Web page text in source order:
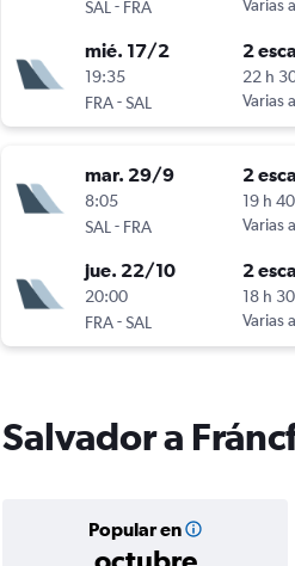
SAL - FRA
Varias
mié. 17/2
19:35
FRA-SAL
2
22 h
Varias
mar. 29/9
8:05
SAL - FRA
2
19 h
Varias
jue. 22/10
20:00
FRA-SAL
2
18 h
Varias
a
Popular en